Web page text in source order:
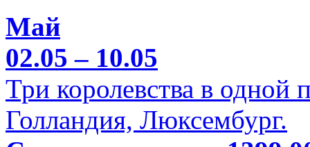
Май
02.05 – 10.05
Три королевства в одной
Голландия, Люксембург.